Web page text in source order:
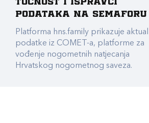
točnost i ispravci
podataka na Semaforu
Platforma hns.family prikazuje
podatke iz COMET-a, platforme za
vođenje nogometnih natjecanja
Hrvatskog nogometnog saveza.